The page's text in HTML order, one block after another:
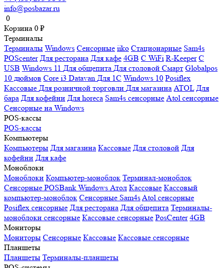
info@posbazar.ru
0
Корзина 0 ₽
Терминалы
Терминалы Windows Сенсорные iiko Стационарные Sam4s
POScenter Для ресторана Для кафе 4GB С WiFi R-Keeper С
USB Windows 11 Для общепита Для столовой Смарт Globalpos
10 дюймов Core i3 Datavan Для 1С Windows 10 Posiflex
Кассовые Для розничной торговли Для магазина ATOL Для
бара Для кофейни Для horeca Sam4s сенсорные Atol сенсорные
Сенсорные на Windows
POS-кассы
POS-кассы
Компьютеры
Компьютеры Для магазина Кассовые Для столовой Для
кофейни Для кафе
Моноблоки
Моноблоки Компьютер-моноблок Терминал-моноблок
Сенсорные POSBank Windows Атол Кассовые Кассовый
компьютер-моноблок Сенсорные Sam4sAtol сенсорные
Posiflex сенсорные Для ресторана Для общепита Терминалы-
моноблоки сенсорные Кассовые сенсорные PosCenter 4GB
Мониторы
Мониторы Сенсорные Кассовые Кассовые сенсорные
Планшеты
Планшеты Терминалы-планшеты